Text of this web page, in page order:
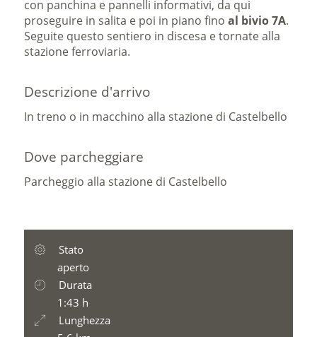
con panchina e pannelli informativi, da qui
proseguire in salita e poi in piano finoal bivio 7A.
Seguite questo sentiero in discesa e tornate alla
stazione ferroviaria.
Descrizione d'arrivo
In treno o in macchino alla stazione di Castelbello
Dove parcheggiare
Parcheggio alla stazione di Castelbello
Stato
aperto
Durata
1:43 h
Lunghezza